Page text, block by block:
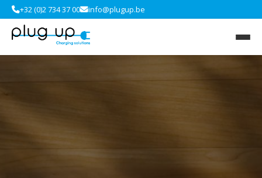
+32 (0)2 734 37 00 info@plugup.be